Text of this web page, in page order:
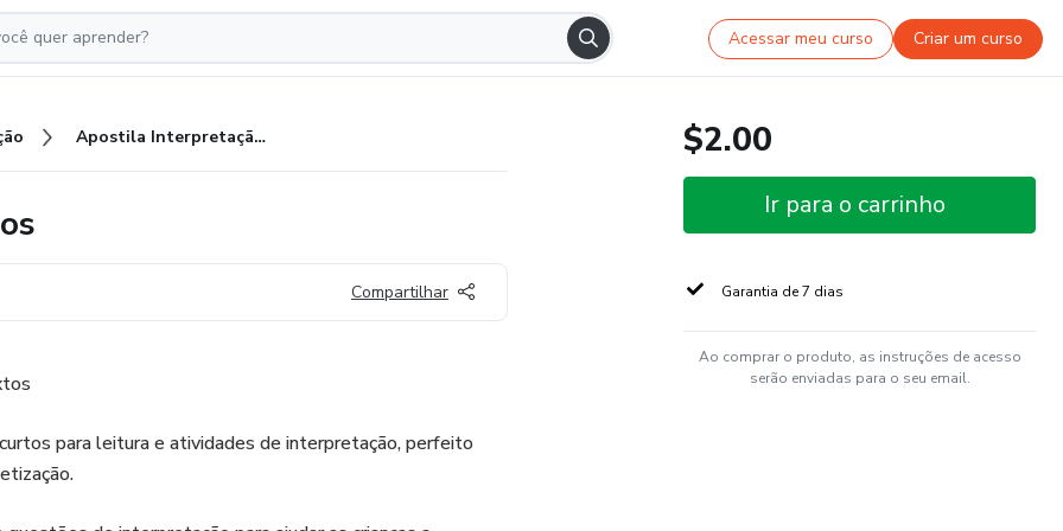
Acessar meu curso Criar um curso
Apostila Interpretação de Textos
Compartilhar
para leitura e atividades de interpretação, perfeito
$2.00
Ir para o carrinho
Garantia de 7 dias
Ao comprar o produto, as instruções de acesso
serão enviadas para o seu email.